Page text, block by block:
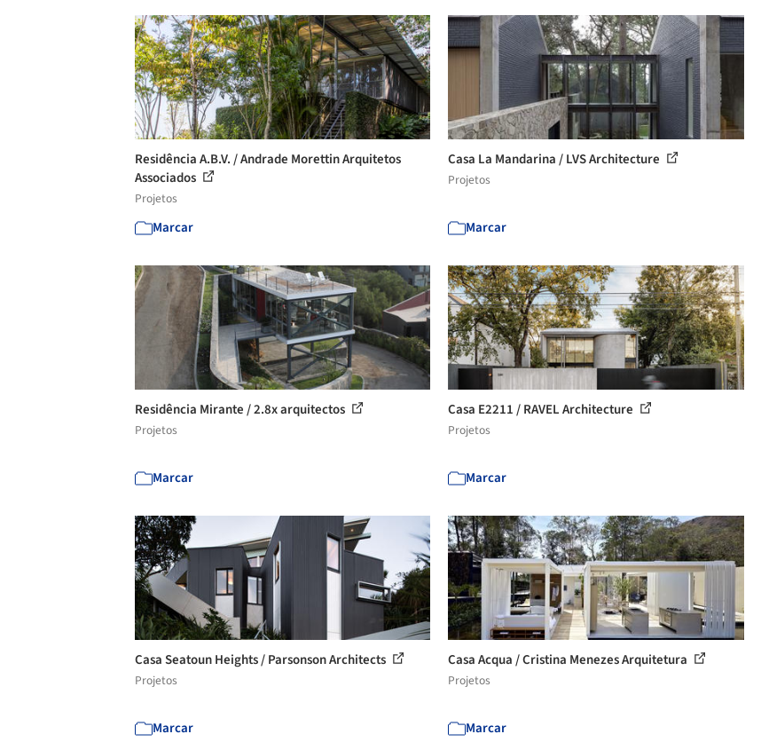
Residência A.B.V. / Andrade Morettin Arquitetos
Associados
Projetos
Marcar
Casa La Mandarina / LVS Architecture
Projetos
Marcar
Residência Mirante / 2.8x arquitectos
Projetos
Marcar
Casa E2211 / RAVEL Architecture
Projetos
Marcar
Casa Seatoun Heights / Parsonson Architects
Projetos
Marcar
Casa Acqua / Cristina Menezes Arquitetura
Projetos
Marcar